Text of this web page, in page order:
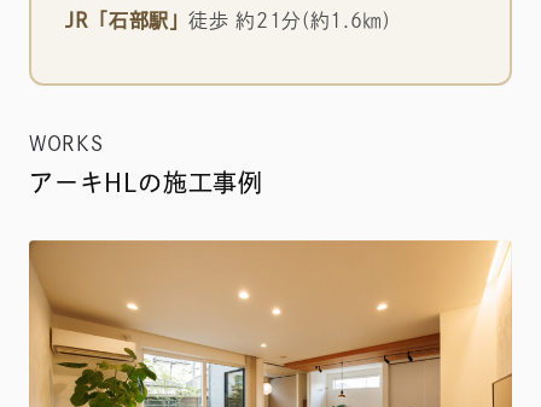
JR「石部駅」徒歩 約21分(約1.6㎞)
WORKS
アーキHLの施工事例